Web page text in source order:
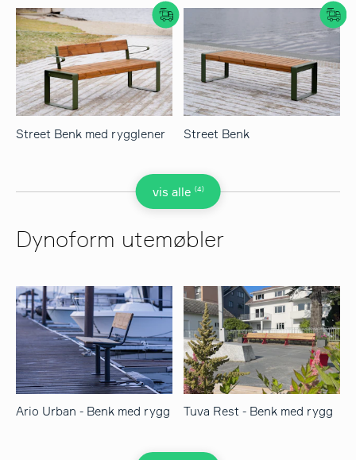
vis alle (4)
Street Benk med rygglener Street Benk
Dynoform utemøbler
Ario Urban - Benk med rygg Tuva Rest - Benk med rygg